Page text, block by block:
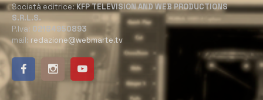
Società editrice:KFP TELEVISION AND WEB PRODUCTIONS
S.R.L.S.
P.Iva: 02184950893
mail: redazione@webmarte.tv